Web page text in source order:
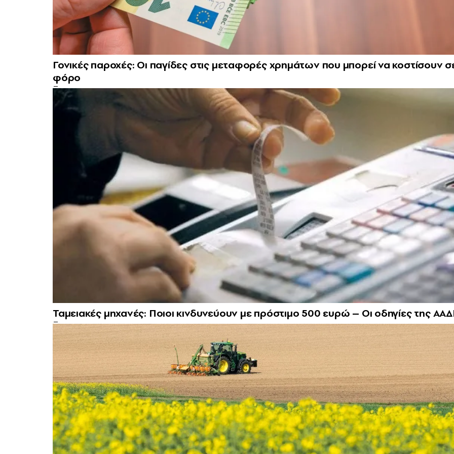
Γονικές παροχές: Οι παγίδες στις μεταφορές χρημάτων που μπορεί να κοστίσουν
φόρο
Ταμειακές μηχανές: Ποιοι κινδυνεύουν με πρόστιμο 500 ευρώ – Οι οδηγίες της